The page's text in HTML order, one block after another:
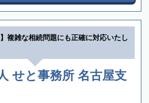
複雑な相続問題にも正確に対応いたし
せと事務所 名古屋支